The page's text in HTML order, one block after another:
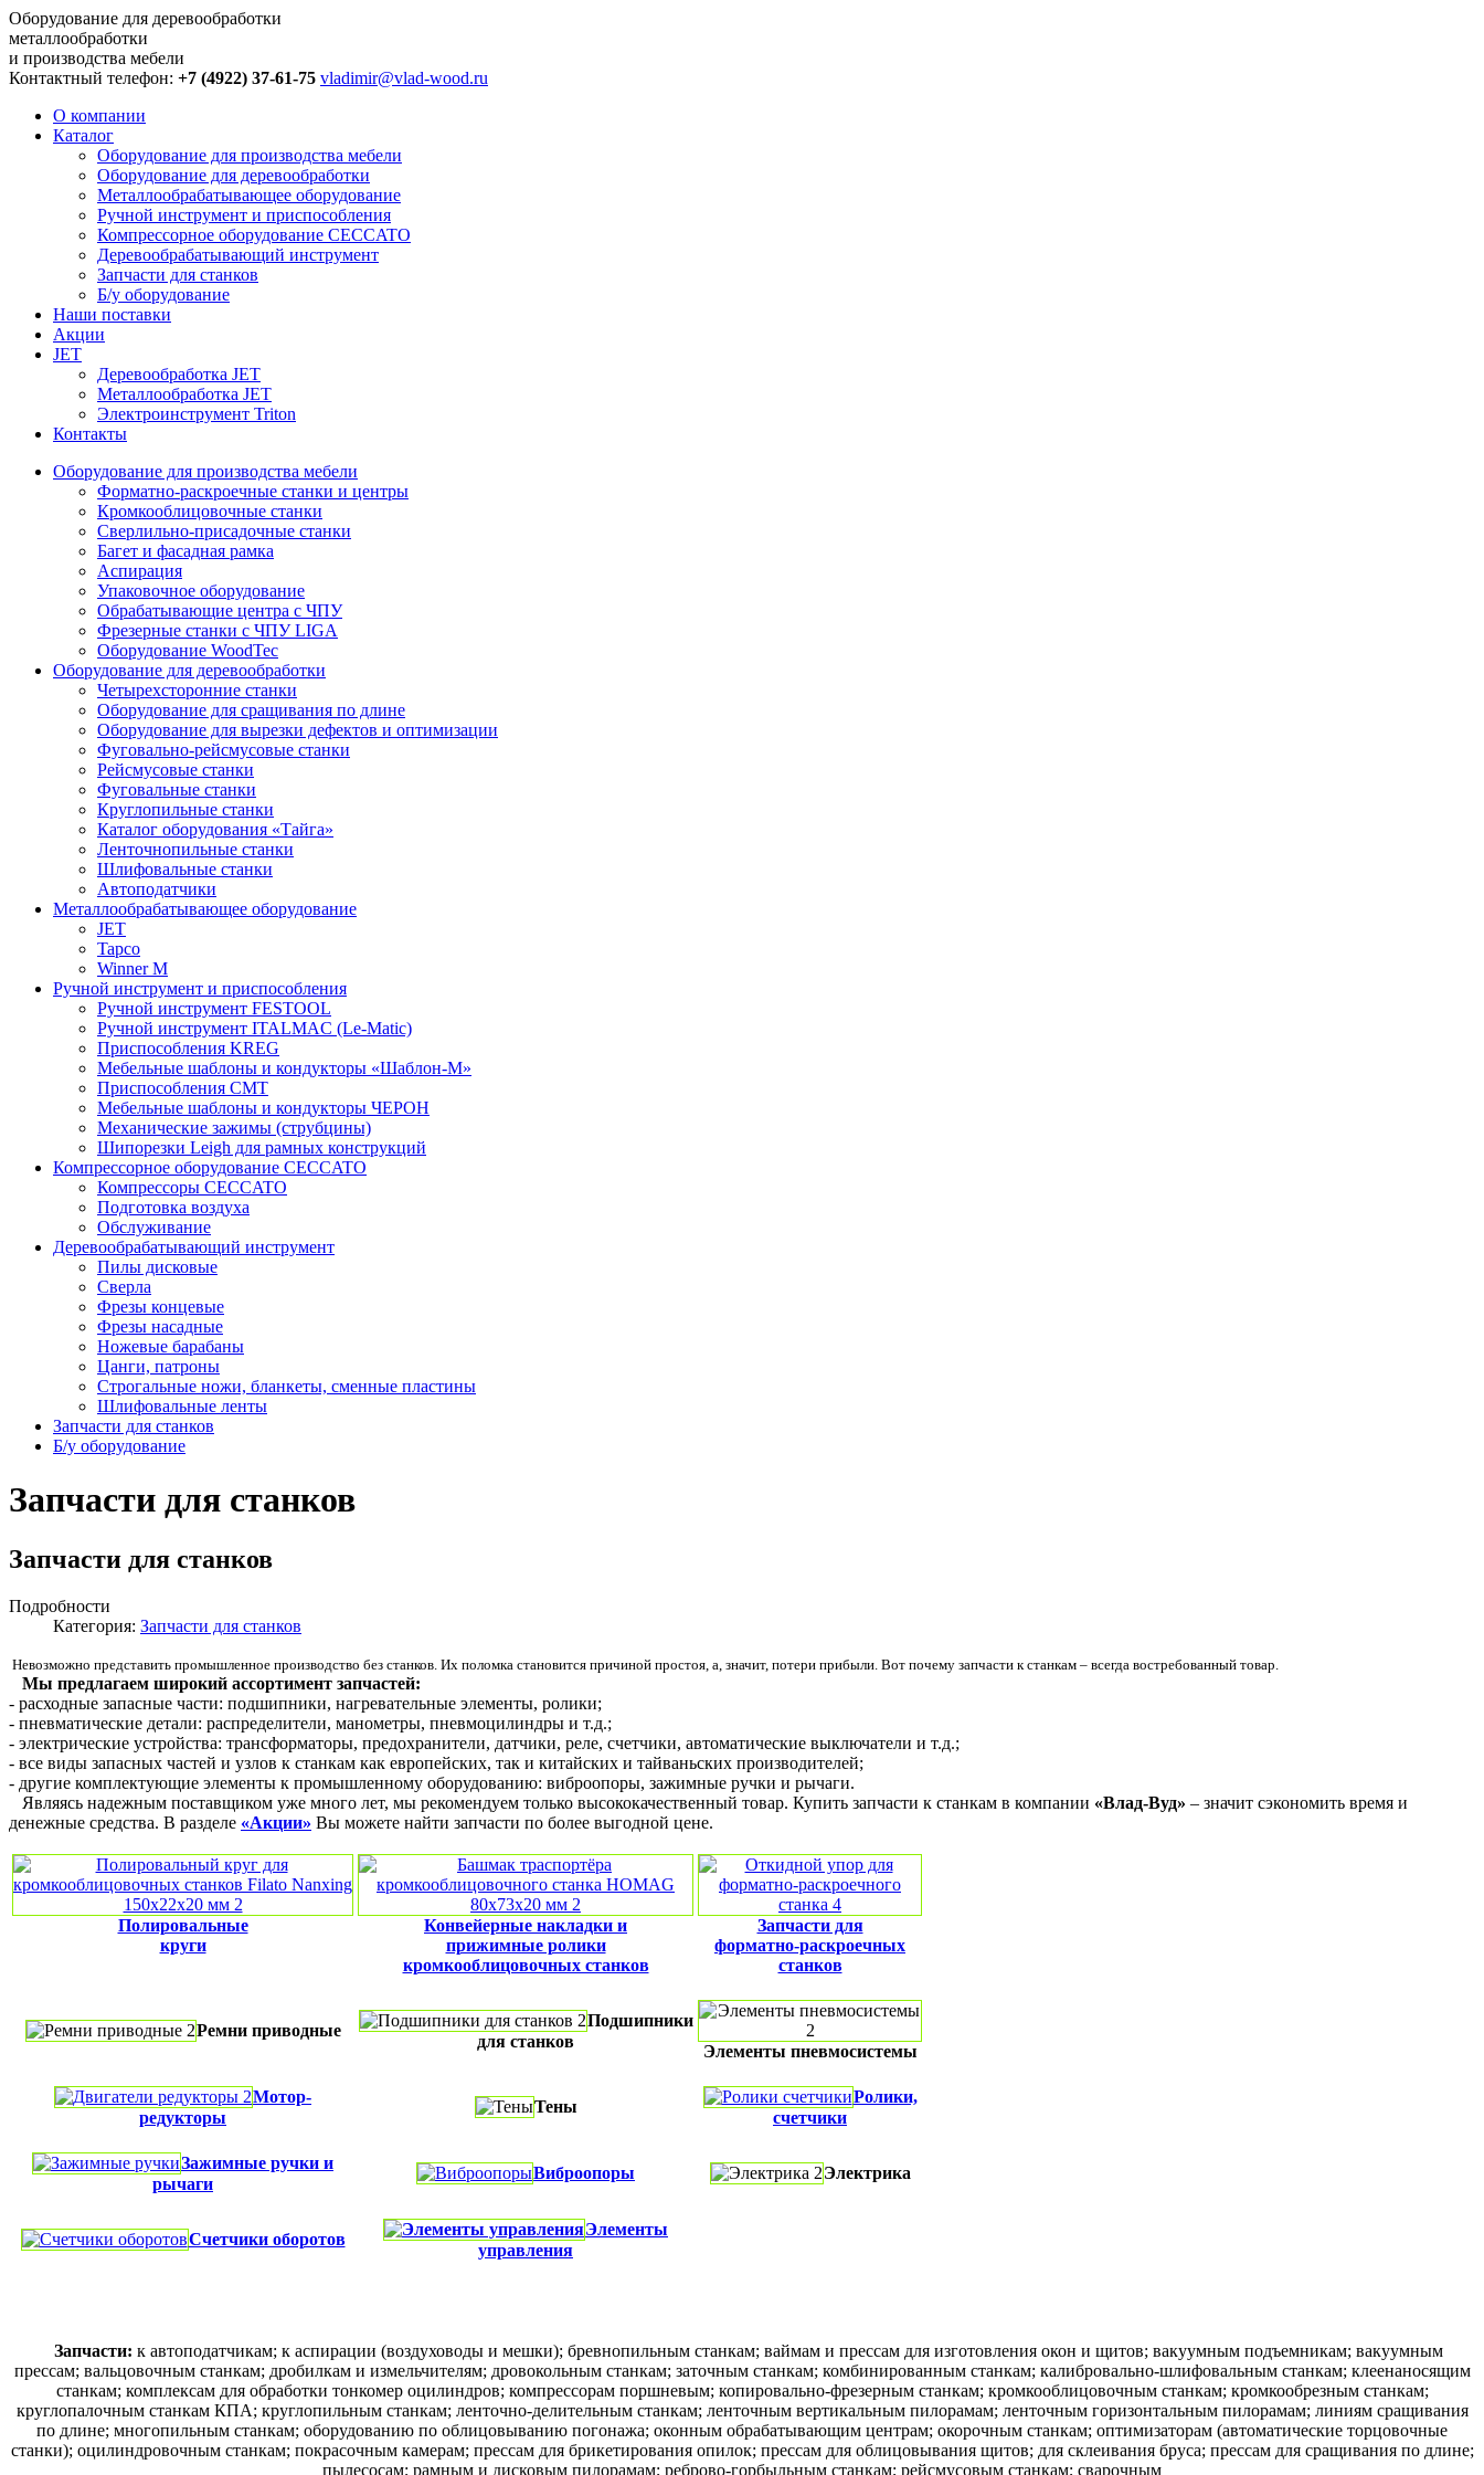
Оборудование для деревообработки
металлообработки
и производства мебели
Контактный телефон: +7 (4922) 37-61-75 vladimir@vlad-wood.ru
О компании
Каталог
Оборудование для производства мебели
Оборудование для деревообработки
Металлообрабатывающее оборудование
Ручной инструмент и приспособления
Компрессорное оборудование CECCATO
Деревообрабатывающий инструмент
Запчасти для станков
Б/у оборудование
Наши поставки
Акции
JET
Деревообработка JET
Металлообработка JET
Электроинструмент Triton
Контакты
Оборудование для производства мебели
Форматно-раскроечные станки и центры
Кромкооблицовочные станки
Сверлильно-присадочные станки
Багет и фасадная рамка
Аспирация
Упаковочное оборудование
Обрабатывающие центра с ЧПУ
Фрезерные станки с ЧПУ LIGA
Оборудование WoodTec
Оборудование для деревообработки
Четырехсторонние станки
Оборудование для сращивания по длине
Оборудование для вырезки дефектов и оптимизации
Фуговально-рейсмусовые станки
Рейсмусовые станки
Фуговальные станки
Круглопильные станки
Каталог оборудования «Тайга»
Ленточнопильные станки
Шлифовальные станки
Автоподатчики
Металлообрабатывающее оборудование
JET
Tapco
Winner M
Ручной инструмент и приспособления
Ручной инструмент FESTOOL
Ручной инструмент ITALMAC (Le-Matic)
Приспособления KREG
Мебельные шаблоны и кондукторы «Шаблон-М»
Приспособления CMT
Мебельные шаблоны и кондукторы ЧЕРОН
Механические зажимы (струбцины)
Шипорезки Leigh для рамных конструкций
Компрессорное оборудование CECCATO
Компрессоры CECCATO
Подготовка воздуха
Обслуживание
Деревообрабатывающий инструмент
Пилы дисковые
Сверла
Фрезы концевые
Фрезы насадные
Ножевые барабаны
Цанги, патроны
Строгальные ножи, бланкеты, сменные пластины
Шлифовальные ленты
Запчасти для станков
Б/у оборудование
Запчасти для станков
Запчасти для станков
Подробности
Категория: Запчасти для станков
Невозможно представить промышленное производство без станков. Их поломка становится причиной простоя, а, значит, потери прибыли. Вот почему запчасти к станкам – всегда востребованный товар.
Мы предлагаем широкий ассортимент запчастей:
- расходные запасные части: подшипники, нагревательные элементы, ролики;
- пневматические детали: распределители, манометры, пневмоцилиндры и т.д.;
- электрические устройства: трансформаторы, предохранители, датчики, реле, счетчики, автоматические выключатели и т.д.;
- все виды запасных частей и узлов к станкам как европейских, так и китайских и тайваньских производителей;
- другие комплектующие элементы к промышленному оборудованию: виброопоры, зажимные ручки и рычаги.
Являясь надежным поставщиком уже много лет, мы рекомендуем только высококачественный товар. Купить запчасти к станкам в компании «Влад-Вуд» – значит сэкономить время и
денежные средства. В разделе «Акции» Вы можете найти запчасти по более выгодной цене.
Полировальные
круги
Конвейерные накладки и
прижимные ролики
кромкооблицовочных станков
Запчасти для
форматно-раскроечных
станков
Ремни приводные
Подшипники
для станков
Элементы пневмосистемы
Мотор-
редукторы
Тены
Ролики,
счетчики
Зажимные ручки и
рычаги
Виброопоры Электрика
Счетчики оборотов
Элементы
управления
Запчасти: к автоподатчикам; к аспирации (воздуховоды и мешки); бревнопильным станкам; ваймам и прессам для изготовления окон и щитов; вакуумным подъемникам; вакуумным
прессам; вальцовочным станкам; дробилкам и измельчителям; дровокольным станкам; заточным станкам; комбинированным станкам; калибровально-шлифовальным станкам; клеенаносящим
станкам; комплексам для обработки тонкомер оцилиндров; компрессорам поршневым; копировально-фрезерным станкам; кромкооблицовочным станкам; кромкообрезным станкам;
круглопалочным станкам КПА; круглопильным станкам; ленточно-делительным станкам; ленточным вертикальным пилорамам; ленточным горизонтальным пилорамам; линиям сращивания
по длине; многопильным станкам; оборудованию по облицовыванию погонажа; оконным обрабатывающим центрам; окорочным станкам; оптимизаторам (автоматические торцовочные
станки); оцилиндровочным станкам; покрасочным камерам; прессам для брикетирования опилок; прессам для облицовывания щитов; для склеивания бруса; прессам для сращивания по длине;
пылесосам; рамным и дисковым пилорамам; реброво-горбыльным станкам; рейсмусовым станкам; сварочным